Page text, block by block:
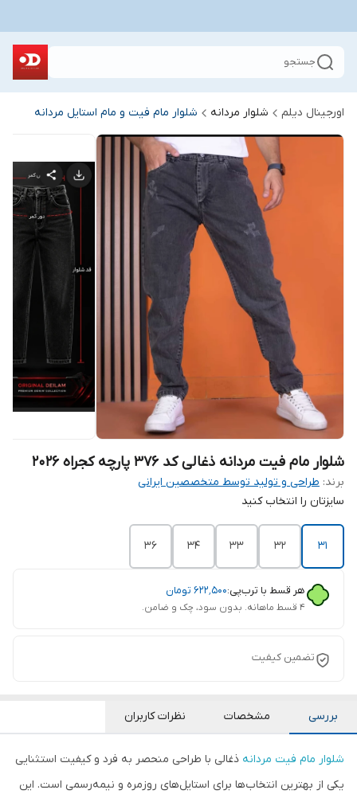
جستجو
اورجینال دیلم شلوار مردانه شلوار مام فیت و مام استایل مردانه
شلوار مام فیت مردانه ذغالی کد ۳۷۶ پارچه کجراه 2026
برند: طراحی و تولید توسط متخصصین ایرانی
سایزتان را انتخاب کنید
31
32
33
34
36
هر قسط با ترب‌پی:۶۲۲٬۵۰۰ تومان
۴ قسط ماهانه. بدون سود، چک و ضامن.
تضمین کیفیت
بررسی مشخصات نظرات کاربران
شلوار مام فیت مردانه ذغالی با طراحی منحصر به فرد و کیفیت استثنایی
یکی از بهترین انتخاب‌ها برای استایل‌های روزمره و نیمه‌رسمی است. این